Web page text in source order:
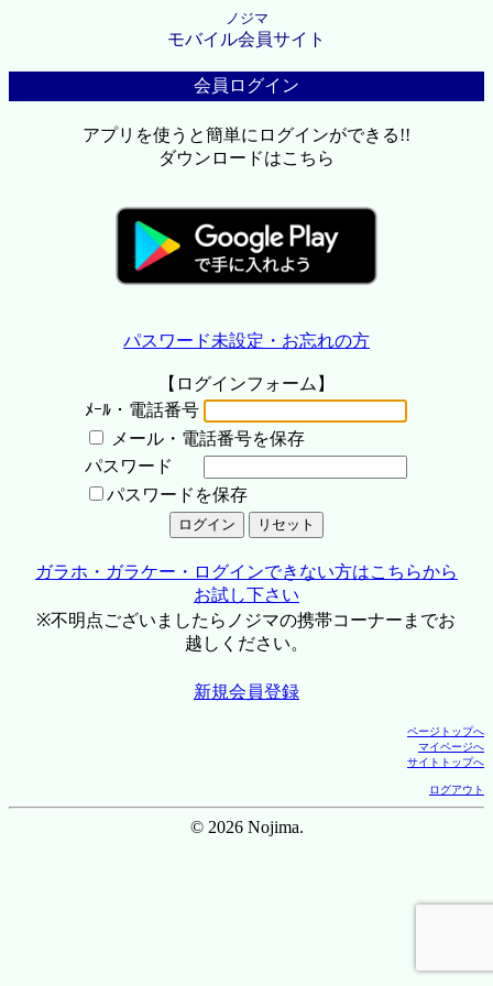
ノジマ
モバイル会員サイト
会員ログイン
アプリを使うと簡単にログインができる!!
ダウンロードはこちら
パスワード未設定・お忘れの方
【ログインフォーム】
ﾒｰﾙ・電話番号
メール・電話番号を保存
パスワード
パスワードを保存
ガラホ・ガラケー・ログインできない方はこちらから
お試し下さい
※不明点ございましたらノジマの携帯コーナーまでお
越しください。
新規会員登録
ページトップへ
マイページへ
サイトトップへ
ログアウト
© 2026 Nojima.